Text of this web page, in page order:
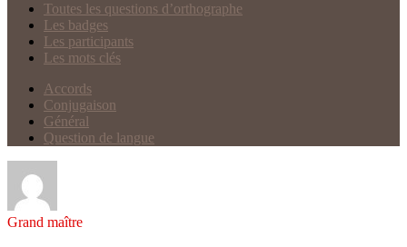
Toutes les questions d’orthographe
Les badges
Les participants
Les mots clés
Accords
Conjugaison
Général
Question de langue
Grand maître